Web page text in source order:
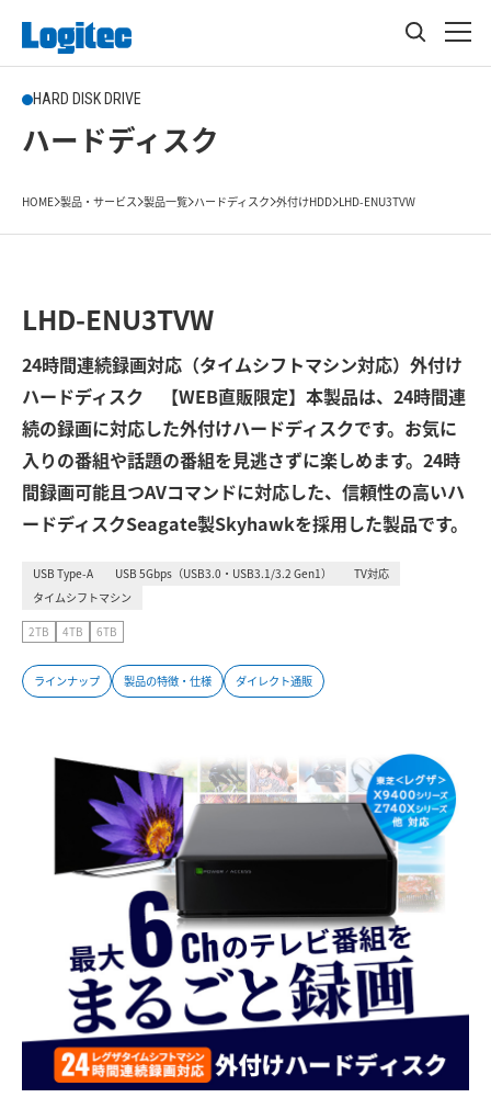
HARD DISK DRIVE
ハードディスク
HOME 製品・サービス 製品一覧 ハードディスク 外付けHDD LHD-ENU3TVW
LHD-ENU3TVW
24時間連続録画対応（タイムシフトマシン対応）外付け
ハードディスク 【WEB直販限定】本製品は、24時間連
続の録画に対応した外付けハードディスクです。お気に
入りの番組や話題の番組を見逃さずに楽しめます。24時
間録画可能且つAVコマンドに対応した、信頼性の高いハ
ードディスクSeagate製Skyhawkを採用した製品です。
USB Type-A USB 5Gbps（USB3.0・USB3.1/3.2 Gen1）
TV対応
タイムシフトマシン
2TB 4TB 6TB
ラインナップ 製品の特徴・仕様 ダイレクト通販